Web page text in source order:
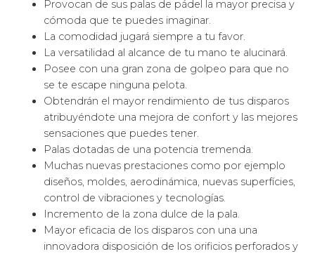
Provocan de sus palas de pádel la mayor precisa y
cómoda que te puedes imaginar.
La comodidad jugará siempre a tu favor.
La versatilidad al alcance de tu mano te alucinará.
Posee con una gran zona de golpeo para que no
se te escape ninguna pelota.
Obtendrán el mayor rendimiento de tus disparos
atribuyéndote una mejora de confort y las mejores
sensaciones que puedes tener.
Palas dotadas de una potencia tremenda.
Muchas nuevas prestaciones como por ejemplo
diseños, moldes, aerodinámica, nuevas superfícies,
control de vibraciones y tecnologías.
Incremento de la zona dulce de la pala.
Mayor eficacia de los disparos con una una
innovadora disposición de los orificios perforados y